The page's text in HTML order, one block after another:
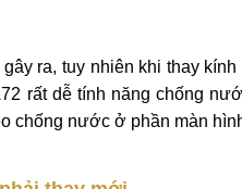
xát, móp méo.
nắp lưng Oppo A72 mới cho
Nếu như bạn chưa biết địa
dịch vụ sửa chữa tốt nhất.